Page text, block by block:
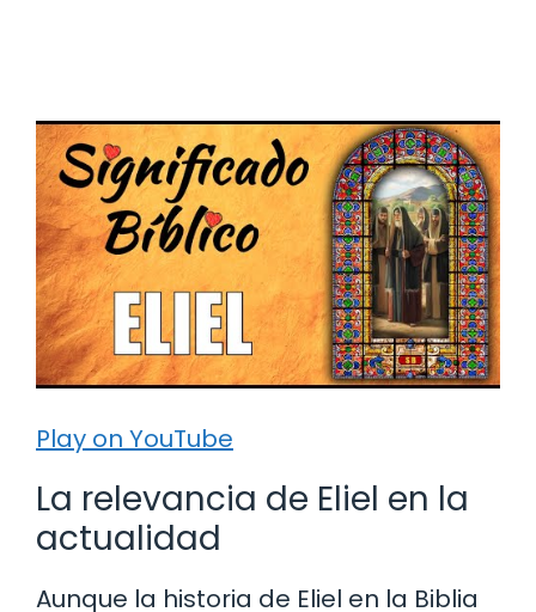
Play on YouTube
La relevancia de Eliel en la
actualidad
Aunque la historia de Eliel en la Biblia